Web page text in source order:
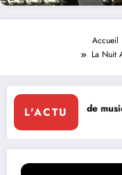
Accueil
La Nuit
L'ACTU
musique classique le 8 et